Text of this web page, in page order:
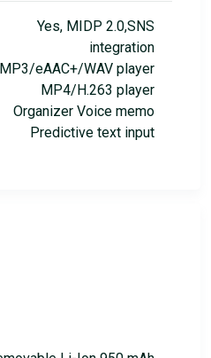
Yes, MIDP 2.0,SNS
integration
MP3/eAAC+/WAV player
MP4/H.263 player
Organizer Voice memo
Predictive text input